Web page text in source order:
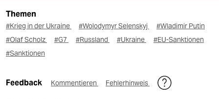
Themen
#Krieg in der Ukraine #Wolodymyr Selenskyj
#Wladimir Putin
#Olaf Scholz
#G7 #Russland #Ukraine
#EU-Sanktionen
#Sanktionen
Feedback Kommentieren Fehlerhinweis